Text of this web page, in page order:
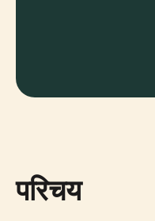
परिचय